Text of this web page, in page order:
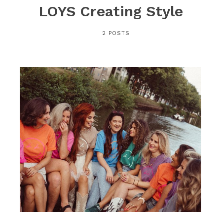
LOYS Creating Style
2 POSTS